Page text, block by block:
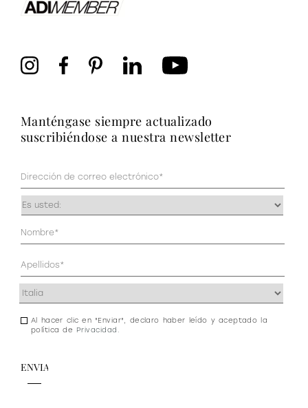
manténgase siempre actualizado
suscribiéndose a nuestra newsletter
Correo
electrónico
(Obligatorio)
Ocupación
(Obligatorio)
Datos
personales
(Obligatorio)
Dirección
Consentimiento
y
Al hacer clic en "Enviar", declaro haber leído y aceptado la
política de Privacidad